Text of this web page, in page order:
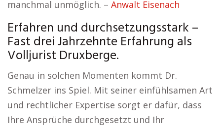
manchmal unmöglich. – Anwalt Eisenach
Erfahren und durchsetzungsstark –
Fast drei Jahrzehnte Erfahrung als
Volljurist Druxberge.
Genau in solchen Momenten kommt Dr.
Schmelzer ins Spiel. Mit seiner einfühlsamen Art
und rechtlicher Expertise sorgt er dafür, dass
Ihre Ansprüche durchgesetzt und Ihr